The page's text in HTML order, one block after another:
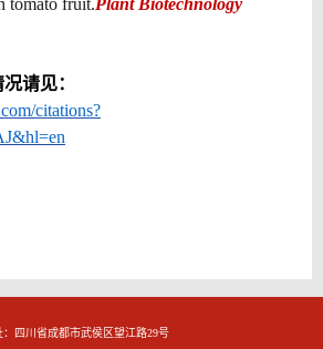
tomato fruit.Plant Biotechnology
请见：
citations?
：四川省成都市武侯区望江路29号